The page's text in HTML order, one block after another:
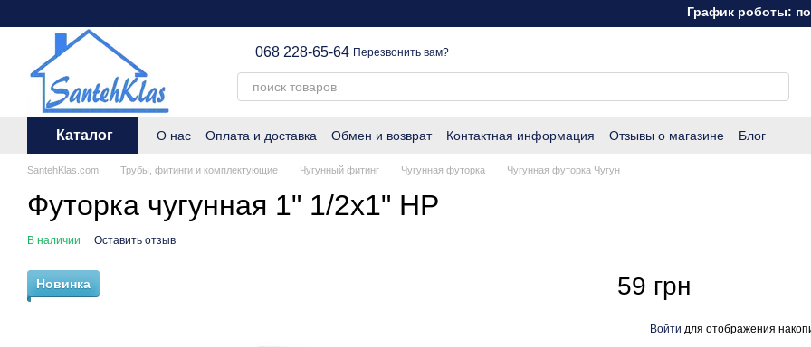
График роботы:
068 228-65-64 Перезвонить вам?
Каталог О нас Оплата и доставка Обмен и возврат Контактная информация Отзывы о магазине Блог
SantehKlas.com Трубы, фитинги и комплектующие Чугунный фитинг Чугунная футорка Чугунная футорка Чугун
Футорка чугунная 1" 1/2х1" НР
В наличии Оставить отзыв
Новинка 59 грн
Войти для отображения